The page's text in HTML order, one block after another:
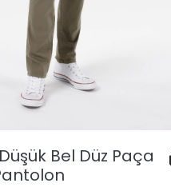
Bel Düz Paça